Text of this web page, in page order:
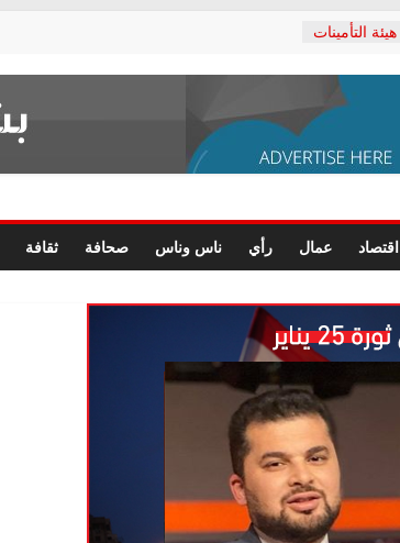
التأمينات
ونطالب بكشف
الصحي إلى
“الحق
للقرار
أعمال
ويؤكد:
العادلة
اقتصاد عمال رأي ناس وناس صحافة ثقافة